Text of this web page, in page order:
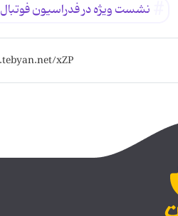
نشست ویژه در فدراسیون فوتبال